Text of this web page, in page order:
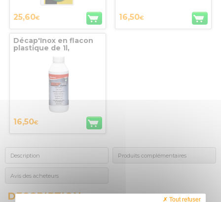
25,60€ 16,50€
Décap'Inox en flacon
plastique de 1l,
GUILBERT EXPRESS
16,50€
Description Produits complémentaires
Avis des acheteurs
DESCRIPTION Tout refuser